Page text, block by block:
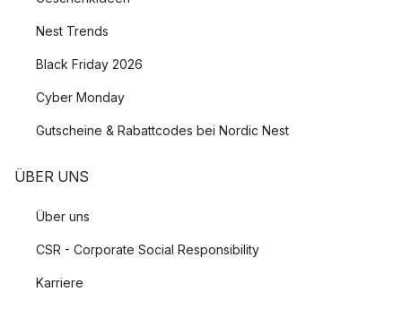
Nest Trends
Black Friday 2026
Cyber Monday
Gutscheine & Rabattcodes bei Nordic Nest
ÜBER UNS
Über uns
CSR - Corporate Social Responsibility
Karriere